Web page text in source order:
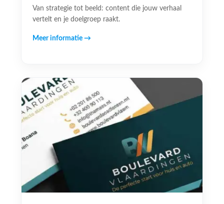
Van strategie tot beeld: content die jouw verhaal
vertelt en je doelgroep raakt.
Meer informatie →